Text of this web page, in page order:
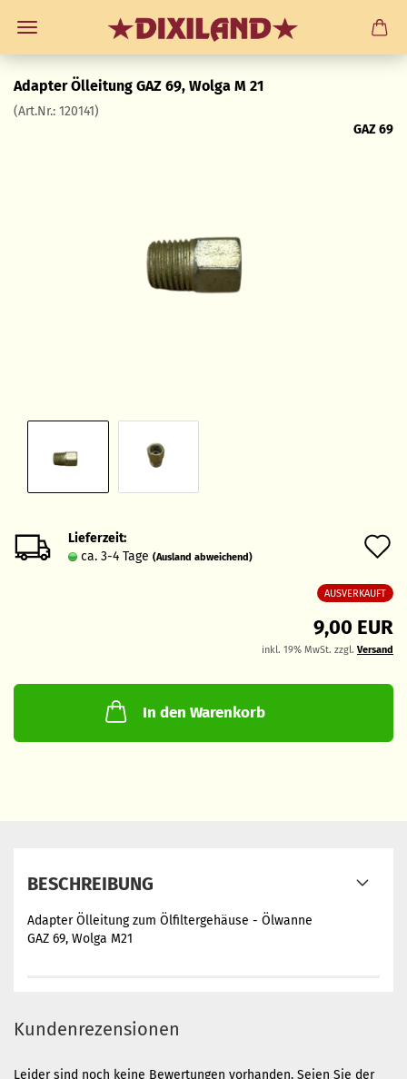
Adapter Ölleitung GAZ 69, Wolga M 21
(Art.Nr.: 120141)
GAZ 69
Lieferzeit:
ca. 3-4 Tage (Ausland abweichend)
AUSVERKAUFT
9,00 EUR
inkl. 19% MwSt. zzgl. Versand
In den Warenkorb
BESCHREIBUNG
Adapter Ölleitung zum Ölfiltergehäuse - Ölwanne
GAZ 69, Wolga M21
Kundenrezensionen
Leider sind noch keine Bewertungen vorhanden. Seien Sie der